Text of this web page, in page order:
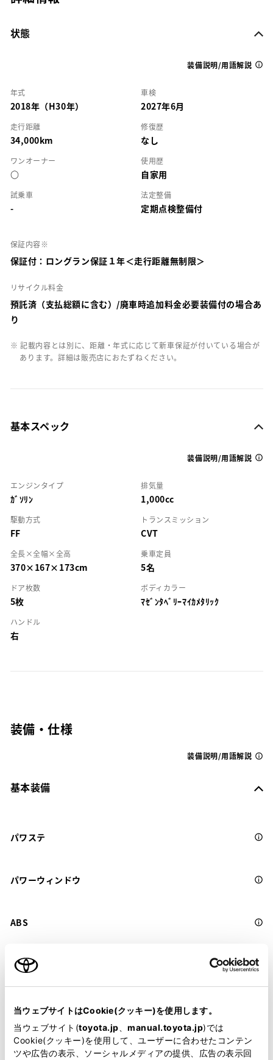
当ウェブサイトはCookie(クッキー)を使用します。
当ウェブサイト(toyota.jp manual.toyota.jp)では
Cookie(クッキー)を使用して、ユーザーに合わせたコンテン
ツや広告の表示、ソーシャルメディアの提供、広告の表示回
状態
装備説明/用語解説
年式
2018年（H30年）
車検
2027年6月
走行距離
34,000km
修復歴
なし
ワンオーナー
○
使用歴
自家用
試乗車
-
法定整備
定期点検整備付
保証内容※
保証付：ロングラン保証１年＜走行距離無制限＞
リサイクル料金
預託済（支払総額に含む）/廃車時追加料金必要装備付の場合あ
り
※ 記載内容とは別に、距離・年式に応じて新車保証が付いている場合が
あります。詳細は販売店におたずねください。
基本スペック
装備説明/用語解説
エンジンタイプ
ｶﾞｿﾘﾝ
排気量
1,000cc
駆動方式
FF
トランスミッション
CVT
全長×全幅×全高
370×167×173cm
乗車定員
5名
ドア枚数
5枚
ボディカラー
ﾏｾﾞﾝﾀﾍﾞﾘｰﾏｲｶﾒﾀﾘｯｸ
ハンドル
右
装備・仕様
装備説明/用語解説
基本装備
パワステ
パワーウィンドウ
ABS
横滑防止装置
キーレス
：ｽﾏｰﾄｷ-